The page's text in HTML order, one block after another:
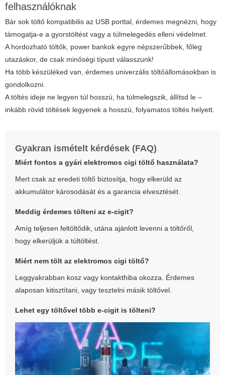
felhasználóknak
Bár sok töltő kompatibilis az USB porttal, érdemes megnézni, hogy
támogatja-e a gyorstöltést vagy a túlmelegedés elleni védelmet.
A hordozható töltők, power bankok egyre népszerűbbek, főleg
utazáskor, de csak minőségi típust válasszunk!
Ha több készüléked van, érdemes univerzális töltőállomásokban is
gondolkozni.
A töltés ideje ne legyen túl hosszú, ha túlmelegszik, állítsd le –
inkább rövid töltések legyenek a hosszú, folyamatos töltés helyett.
Gyakran ismételt kérdések (FAQ)
Miért fontos a gyári elektromos cigi töltő használata?
Mert csak az eredeti töltő biztosítja, hogy elkerüld az
akkumulátor károsodását és a garancia elvesztését.
Meddig érdemes tölteni az e-cigit?
Amíg teljesen feltöltődik, utána ajánlott levenni a töltőről,
hogy elkerüljük a túltöltést.
Miért nem tölt az elektromos cigi töltő?
Leggyakrabban kosz vagy kontakthiba okozza. Érdemes
alaposan kitisztítani, vagy tesztelni másik töltővel.
Lehet egy töltővel több e-cigit is tölteni?